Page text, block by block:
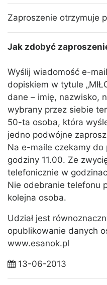
Zaproszenie otrzymuje
Jak zdobyć
Wyślij wiadomość e-
dopiskiem w tytule
dane – imię, nazwisko,
wybrany przez siebie
50-ta osoba, która
jedno podwójne
Na e-maile czekamy do
godziny 11.00. Ze
telefonicznie w
Nie odebranie telefonu
kolejna osoba.
Udział jest
opublikowanie danych
www.esanok.pl
13-06-2013